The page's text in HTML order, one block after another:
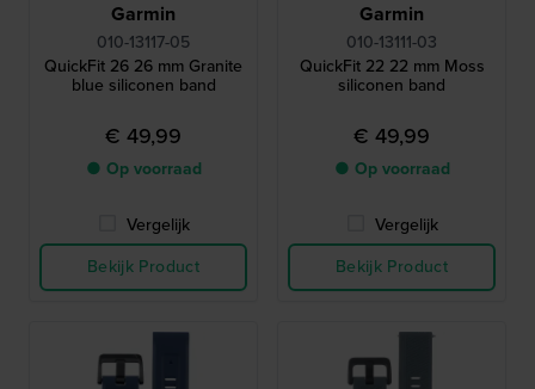
Garmin
010-13117-05
QuickFit 26 26 mm Granite
blue siliconen band
€ 49,99
● Op voorraad
Vergelijk
Bekijk Product
Garmin
010-13111-03
QuickFit 22 22 mm Moss
siliconen band
€ 49,99
● Op voorraad
Vergelijk
Bekijk Product